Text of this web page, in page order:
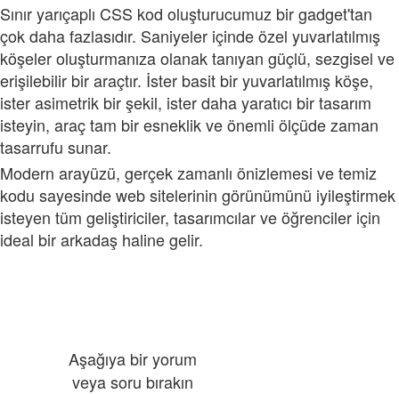
Sınır yarıçaplı CSS kod oluşturucumuz bir gadget'tan
çok daha fazlasıdır. Saniyeler içinde özel yuvarlatılmış
köşeler oluşturmanıza olanak tanıyan güçlü, sezgisel ve
erişilebilir bir araçtır. İster basit bir yuvarlatılmış köşe,
ister asimetrik bir şekil, ister daha yaratıcı bir tasarım
isteyin, araç tam bir esneklik ve önemli ölçüde zaman
tasarrufu sunar.
Modern arayüzü, gerçek zamanlı önizlemesi ve temiz
kodu sayesinde web sitelerinin görünümünü iyileştirmek
isteyen tüm geliştiriciler, tasarımcılar ve öğrenciler için
ideal bir arkadaş haline gelir.
Aşağıya bir yorum
veya soru bırakın